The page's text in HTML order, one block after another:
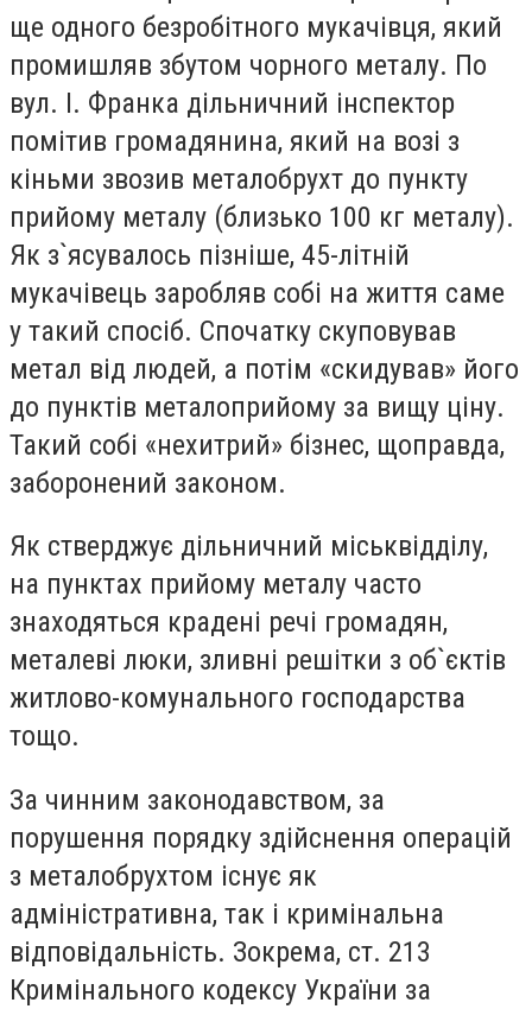
ще одного безробітного мукачівця, який
промишляв збутом чорного металу. По
вул. І. Франка дільничний інспектор
помітив громадянина, який на возі з
кіньми звозив металобрухт до пункту
прийому металу (близько 100 кг металу).
Як з`ясувалось пізніше, 45-літній
мукачівець заробляв собі на життя саме
у такий спосіб. Спочатку скуповував
метал від людей, а потім «скидував» його
до пунктів металоприйому за вищу ціну.
Такий собі «нехитрий» бізнес, щоправда,
заборонений законом.
Як стверджує дільничний міськвідділу,
на пунктах прийому металу часто
знаходяться крадені речі громадян,
металеві люки, зливні решітки з об`єктів
житлово-комунального господарства
тощо.
За чинним законодавством, за
порушення порядку здійснення операцій
з металобрухтом існує як
адміністративна, так і кримінальна
відповідальність. Зокрема, ст. 213
Кримінального кодексу України за